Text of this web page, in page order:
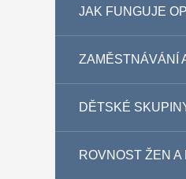
JAK FUNGUJE
ZAMĚSTNÁVÁNÍ
DĚTSKÉ
ROVNOST ŽEN A